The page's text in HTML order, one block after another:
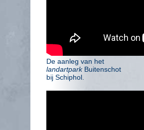
De aanleg van het
landartparkBuitenschot
bij Schiphol.